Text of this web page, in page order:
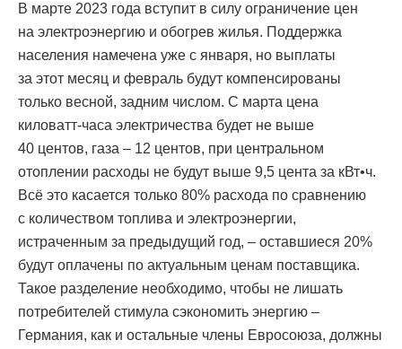
В марте 2023 года вступит в силу ограничение цен
на электроэнергию и обогрев жилья. Поддержка
населения намечена уже с января, но выплаты
за этот месяц и февраль будут компенсированы
только весной, задним числом. С марта цена
киловатт-часа электричества будет не выше
40 центов, газа – 12 центов, при центральном
отоплении расходы не будут выше 9,5 цента за кВт•ч.
Всё это касается только 80% расхода по сравнению
с количеством топлива и электроэнергии,
истраченным за предыдущий год, – оставшиеся 20%
будут оплачены по актуальным ценам поставщика.
Такое разделение необходимо, чтобы не лишать
потребителей стимула сэкономить энергию –
Германия, как и остальные члены Евросоюза, должны